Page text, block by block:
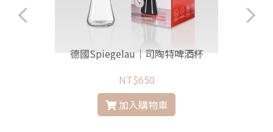
德國Spiegelau｜司陶特啤酒杯
NT$650
加入購物車